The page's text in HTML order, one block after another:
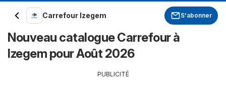
Carrefour Izegem S'abonner
Nouveau catalogue Carrefour à
Izegem pour Août 2026
PUBLICITÉ